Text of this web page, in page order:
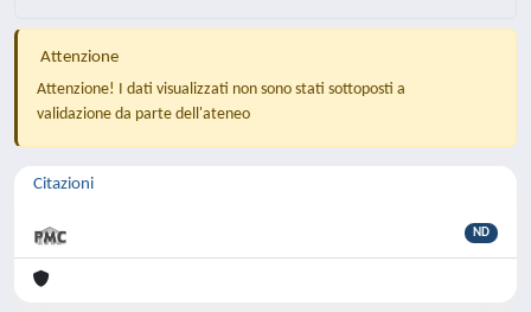
Attenzione
Attenzione! I dati visualizzati non sono stati sottoposti a
validazione da parte dell'ateneo
Citazioni
ND